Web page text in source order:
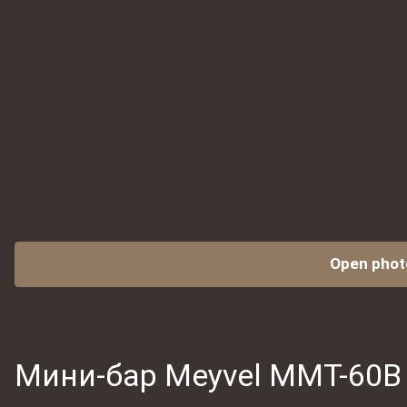
Open
Мини-бар Meyvel MMT-60B